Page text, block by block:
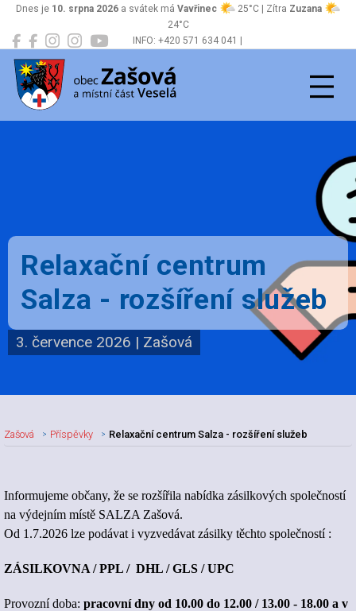
INFO: +420 571 634 041 |
Dnes je 10. srpna 2026 a svátek má Vavřinec 25°C | Zítra Zuzana
24°C
Zašová
Relaxační centrum
Salza - rozšíření služeb
3. července 2026 | Zašová
Zašová Příspěvky Relaxační centrum Salza - rozšíření služeb
Nadpis článku
Informujeme občany, že se rozšířila nabídka zásilkových společností
na výdejním místě SALZA Zašová.
Od 1.7.2026 lze podávat i vyzvedávat zásilky těchto společností :
ZÁSILKOVNA / PPL / DHL / GLS / UPC
Provozní doba: pracovní dny od 10.00 do 12.00 / 13.00 - 18.00 a v